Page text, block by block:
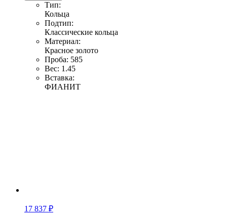
Тип:
Кольца
Подтип:
Классические кольца
Материал:
Красное золото
Проба: 585
Вес: 1.45
Вставка:
ФИАНИТ
17 837 ₽